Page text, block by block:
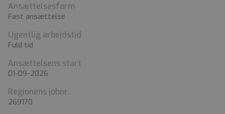
Ansættelsesform
Fast ansættelse
Ugentlig arbejdstid
Fuld tid
Ansættelsens start
01-09-2026
Regionens jobnr.
269170